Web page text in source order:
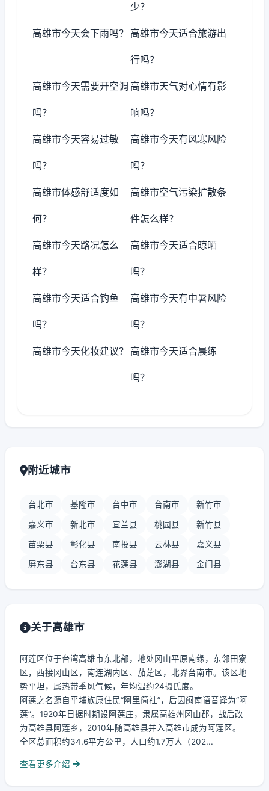
少？
高雄市今天会下雨吗？ 高雄市今天适合旅游出
行吗？
高雄市今天需要开空调
吗？
高雄市天气对心情有影
响吗？
高雄市今天容易过敏
吗？
高雄市今天有风寒风险
吗？
高雄市体感舒适度如
何？
高雄市空气污染扩散条
件怎么样？
高雄市今天路况怎么
样？
高雄市今天适合晾晒
吗？
高雄市今天适合钓鱼
吗？
高雄市今天有中暑风险
吗？
高雄市今天化妆建议？ 高雄市今天适合晨练
吗？
附近城市
台北市 基隆市 台中市 台南市 新竹市
嘉义市 新北市 宜兰县 桃园县 新竹县
苗栗县 彰化县 南投县 云林县 嘉义县
屏东县 台东县 花莲县 澎湖县 金门县
关于高雄市
阿莲区位于台湾高雄市东北部，地处冈山平原南缘，东邻田寮
区，西接冈山区，南连湖内区、茄萣区，北界台南市。该区地
势平坦，属热带季风气候，年均温约24摄氏度。
阿莲之名源自平埔族原住民“阿里简社”，后因闽南语音译为“阿
莲”。1920年日据时期设阿莲庄，隶属高雄州冈山郡，战后改
为高雄县阿莲乡，2010年随高雄县并入高雄市成为阿莲区。
全区总面积约34.6平方公里，人口约1.7万人（202...
查看更多介绍